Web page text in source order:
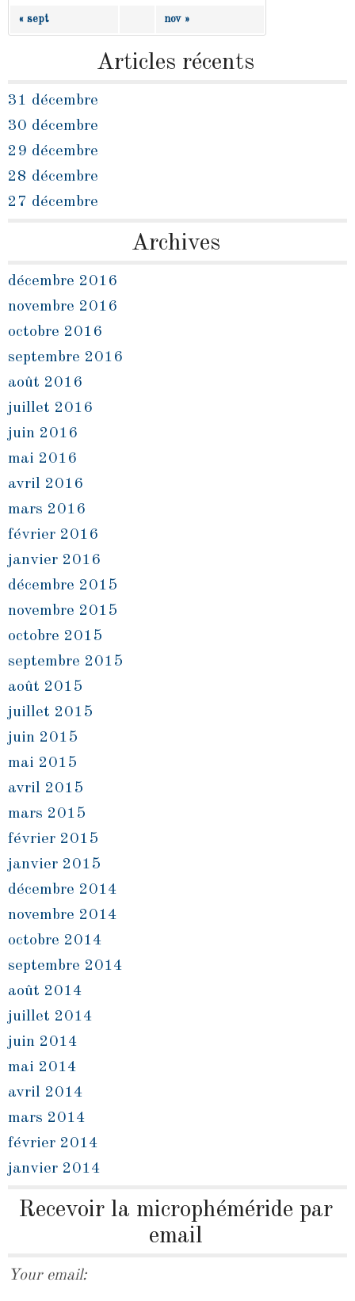
« sept nov »
Articles récents
31 décembre
30 décembre
29 décembre
28 décembre
27 décembre
Archives
décembre 2016
novembre 2016
octobre 2016
septembre 2016
août 2016
juillet 2016
juin 2016
mai 2016
avril 2016
mars 2016
février 2016
janvier 2016
décembre 2015
novembre 2015
octobre 2015
septembre 2015
août 2015
juillet 2015
juin 2015
mai 2015
avril 2015
mars 2015
février 2015
janvier 2015
décembre 2014
novembre 2014
octobre 2014
septembre 2014
août 2014
juillet 2014
juin 2014
mai 2014
avril 2014
mars 2014
février 2014
janvier 2014
Recevoir la microphéméride par
email
Your email: